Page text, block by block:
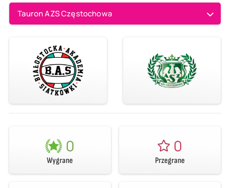
Tauron AZS Częstochowa
0
Wygrane
0
Przegrane